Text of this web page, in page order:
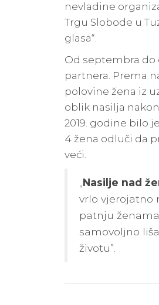
nevladine
Trgu Slobode u
glasa“.
Od septembra do
partnera. Prema
polovine žena iz
oblik nasilja
2019. godine bilo je
4 žena odluči da
veći.
Nasilje nad
vrlo vjerojatno
patnju
samovoljno
životu”.